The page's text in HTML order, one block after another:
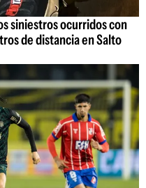
siniestros ocurridos con
de distancia en Salto